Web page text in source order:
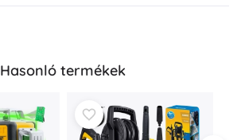
Hasonló termékek